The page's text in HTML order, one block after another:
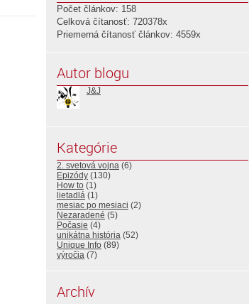
Počet článkov: 158
Celková čítanosť: 720378x
Priemerná čítanosť článkov: 4559x
Autor blogu
J&J
Kategórie
2. svetová vojna (6)
Epizódy (130)
How to (1)
lietadlá (1)
mesiac po mesiaci (2)
Nezaradené (5)
Počasie (4)
unikátna história (52)
Unique Info (89)
výročia (7)
Archív